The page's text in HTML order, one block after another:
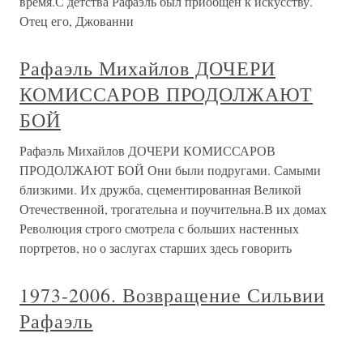
Отец его, Джованни
Рафаэль Михайлов ДОЧЕРИ
КОМИССАРОВ ПРОДОЛЖАЮТ
БОЙ
Рафаэль Михайлов ДОЧЕРИ КОМИССАРОВ
ПРОДОЛЖАЮТ БОЙ Они были подругами. Самыми
близкими. Их дружба, сцементированная Великой
Отечественной, трогательна и поучительна.В их домах
Революция строго смотрела с больших настенных
портретов, но о заслугах старших здесь говорить
1973-2006. Возвращение Сильвии
Рафаэль